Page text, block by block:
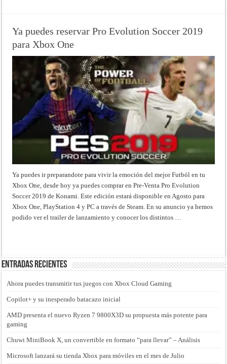
Ya puedes reservar Pro Evolution Soccer 2019
para Xbox One
Ya puedes ir preparandote para vivir la emoción del mejor Futból en tu
Xbox One, desde hoy ya puedes comprar en Pre-Venta Pro Evolution
Soccer 2019 de Konami. Este edición estará disponible en Agosto para
Xbox One, PlayStation 4 y PC a través de Steam. En su anuncio ya hemos
podido ver el trailer de lanzamiento y conocer los distintos …
Entradas recientes
Ahora puedes transmitir tus juegos con Xbox Cloud Gaming
Copilot+ y su inesperado batacazo inicial
AMD presenta el nuevo Ryzen 7 9800X3D su propuesta más potente para
gaming
Chuwi MiniBook X, un convertible en formato “para llevar” – Análisis
Microsoft lanzará su tienda Xbox para móviles en el mes de Julio